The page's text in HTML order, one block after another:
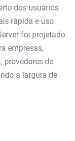
dos usuários
rápida e uso
foi projetado
empresas,
provedores de
a largura de